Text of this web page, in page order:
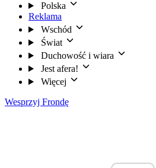
Polska
Reklama
Wschód
Świat
Duchowość i wiara
Jest afera!
Więcej
Wesprzyj Frondę